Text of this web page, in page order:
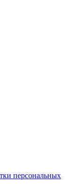
персональных